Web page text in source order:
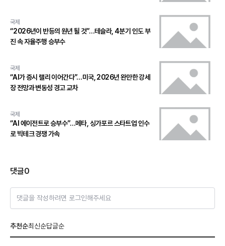
국제
“2026년이 반등의 원년 될 것”…테슬라, 4분기 인도 부
진 속 자율주행 승부수
국제
“AI가 증시 랠리 이어간다”…미국, 2026년 완만한 강세
장 전망과 변동성 경고 교차
국제
“AI 에이전트로 승부수”…메타, 싱가포르 스타트업 인수
로 빅테크 경쟁 가속
댓글0
댓글을 작성하려면 로그인해주세요
추천순최신순답글순